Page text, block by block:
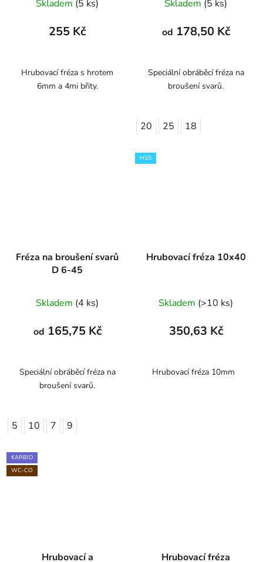
Skladem (5 ks)
255 Kč
Hrubovací fréza s hrotem
6mm a 4mi břity.
Skladem (5 ks)
od 178,50 Kč
Speciální obráběcí fréza na
broušení svarů.
20 25 18
Fréza na broušení svarů
D 6-45
Skladem (4 ks)
od 165,75 Kč
Speciální obráběcí fréza na
broušení svarů.
5 10 7 9
HSS
Hrubovací fréza 10x40
Skladem (>10 ks)
350,63 Kč
Hrubovací fréza 10mm
KARBID
WC-CO
Hrubovací a Hrubovací fréza